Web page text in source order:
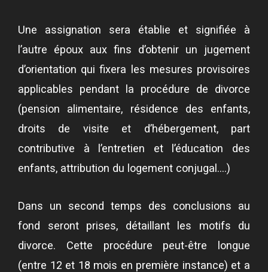
Une assignation sera établie et signifiée à
l’autre époux aux fins d’obtenir un jugement
d’orientation qui fixera les mesures provisoires
applicables pendant la procédure de divorce
(pension alimentaire, résidence des enfants,
droits de visite et d’hébergement, part
contributive à l’entretien et l’éducation des
enfants, attribution du logement conjugal….)
Dans un second temps des conclusions au
fond seront prises, détaillant les motifs du
divorce. Cette procédure peut-être longue
(entre 12 et 18 mois en première instance) et a